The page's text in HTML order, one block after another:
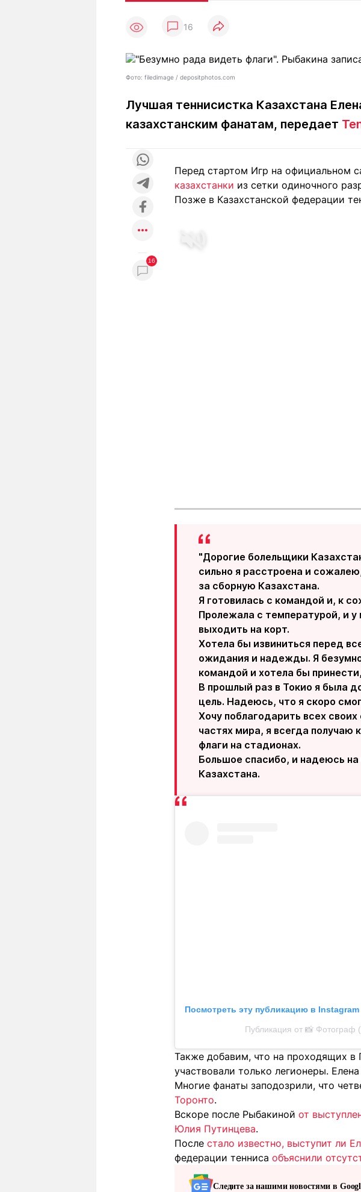
Погода
Рейтинги
Полезно
Гороскопы
Рецепты
чемпионов
+7 (777) 001 44 99
Реклама
+7 (700) 3 888 188
16
Фото: filedimage / depositphotos.com
Лучшая теннисистка Казахстана
казахстанским фанатам, передает
16
Перед стартом Игр на официальном
казахстанки из сетки одиночного
Позже в Казахстанской федерации
"Дорогие болельщики
сильно я расстроена и
за сборную Казахстана.
Я готовилась с командой и, к
Пролежала с температурой, и
выходить на корт.
Хотела бы извиниться перед
ожидания и надежды. Я
командой и хотела бы
В прошлый раз в Токио я была
цель. Надеюсь, что я скоро
Хочу поблагодарить всех
частях мира, я всегда
флаги на стадионах.
Большое спасибо, и надеюсь
Казахстана.
Посмотреть эту публикацию в Instagram
Публикация от 📸 Фотограф
Также добавим, что на проходящих в
участвовали только легионеры.
Многие фанаты заподозрили, что
Торонто.
Вскоре после Рыбакиной от
Юлия Путинцева.
После стало известно, выступит ли
федерации тенниса объяснили
Следите за нашими новостями в